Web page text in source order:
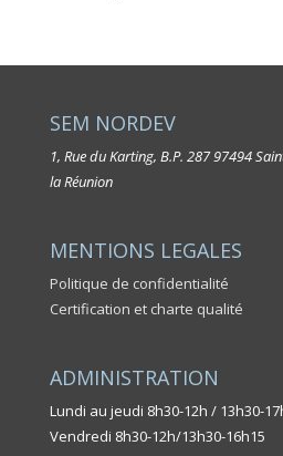
SEM NORDEV
1, Rue du Karting, B.P. 28797494
la Réunion
MENTIONS LEGALES
Politique de confidentialité
Certification et charte qualité
ADMINISTRATION
Lundi au jeudi 8h30-12h / 13h30-
Vendredi 8h30-12h/13h30-16h15